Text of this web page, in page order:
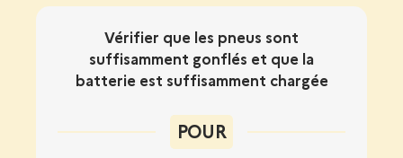
Vérifier que les pneus sont
suffisamment gonflés et que la
batterie est suffisamment chargée
POUR